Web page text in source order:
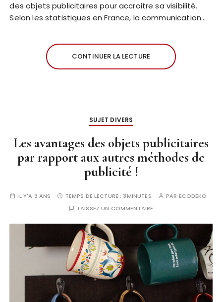
des objets publicitaires pour accroitre sa visibilité.
Selon les statistiques en France, la communication…
CONTINUER LA LECTURE
SUJET DIVERS
Les avantages des objets publicitaires
par rapport aux autres méthodes de
publicité !
IL Y'A 3 ANS TEMPS DE LECTURE : 3MINUTES PAR ECODEKO
LAISSEZ UN COMMENTAIRE